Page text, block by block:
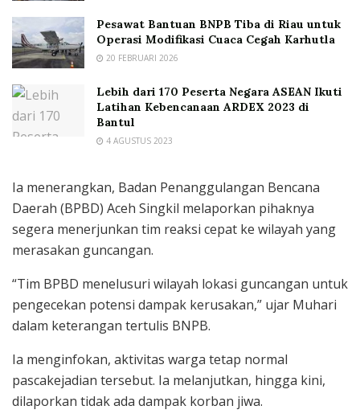
Pesawat Bantuan BNPB Tiba di Riau untuk
Operasi Modifikasi Cuaca Cegah Karhutla
20 FEBRUARI 2026
Lebih dari 170 Peserta Negara ASEAN Ikuti
Latihan Kebencanaan ARDEX 2023 di
Bantul
4 AGUSTUS 2023
Ia menerangkan, Badan Penanggulangan Bencana
Daerah (BPBD) Aceh Singkil melaporkan pihaknya
segera menerjunkan tim reaksi cepat ke wilayah yang
merasakan guncangan.
“Tim BPBD menelusuri wilayah lokasi guncangan untuk
pengecekan potensi dampak kerusakan,” ujar Muhari
dalam keterangan tertulis BNPB.
Ia menginfokan, aktivitas warga tetap normal
pascakejadian tersebut. Ia melanjutkan, hingga kini,
dilaporkan tidak ada dampak korban jiwa.